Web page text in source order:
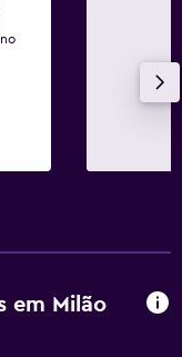
em Milão